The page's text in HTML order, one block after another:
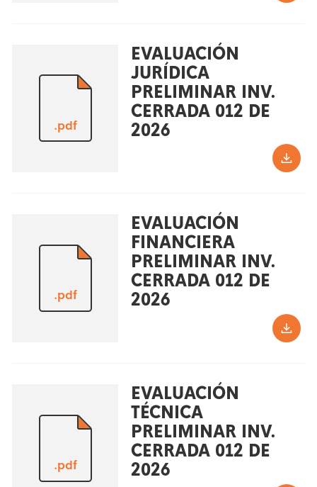
.pdf
EVALUACIÓN
JURÍDICA
PRELIMINAR INV.
CERRADA 012 DE
2026
.pdf
EVALUACIÓN
FINANCIERA
PRELIMINAR INV.
CERRADA 012 DE
2026
.pdf
EVALUACIÓN
TÉCNICA
PRELIMINAR INV.
CERRADA 012 DE
2026